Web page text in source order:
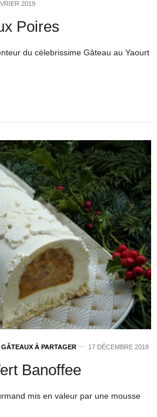
2019
Poires
du célebrissime Gâteau au Yaourt
GÂTEAUX À PARTAGER 17 DÉCEMBRE 2018
Banoffee
mis en valeur par une mousse